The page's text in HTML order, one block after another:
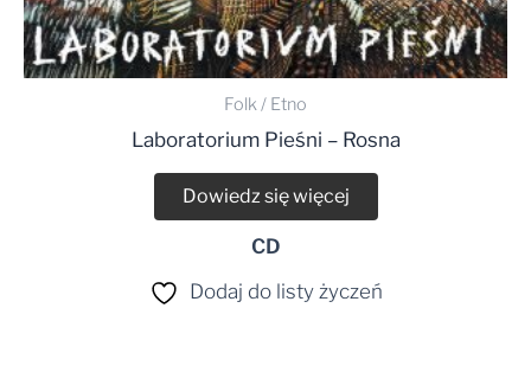
Folk / Etno
Laboratorium Pieśni – Rosna
Dowiedz się więcej
CD
Dodaj do listy życzeń